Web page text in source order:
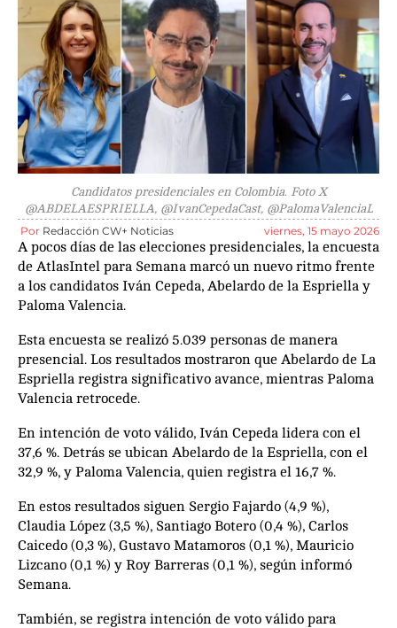
Candidatos presidenciales en Colombia. Foto X
@ABDELAESPRIELLA, @IvanCepedaCast, @PalomaValenciaL
Por Redacción CW+ Noticias viernes, 15 mayo 2026
A pocos días de las elecciones presidenciales, la encuesta
de AtlasIntel para Semana marcó un nuevo ritmo frente
a los candidatos Iván Cepeda, Abelardo de la Espriella y
Paloma Valencia.
Esta encuesta se realizó 5.039 personas de manera
presencial. Los resultados mostraron que Abelardo de La
Espriella registra significativo avance, mientras Paloma
Valencia retrocede.
En intención de voto válido, Iván Cepeda lidera con el
37,6 %. Detrás se ubican Abelardo de la Espriella, con el
32,9 %, y Paloma Valencia, quien registra el 16,7 %.
En estos resultados siguen Sergio Fajardo (4,9 %),
Claudia López (3,5 %), Santiago Botero (0,4 %), Carlos
Caicedo (0,3 %), Gustavo Matamoros (0,1 %), Mauricio
Lizcano (0,1 %) y Roy Barreras (0,1 %), según informó
Semana.
También, se registra intención de voto válido para